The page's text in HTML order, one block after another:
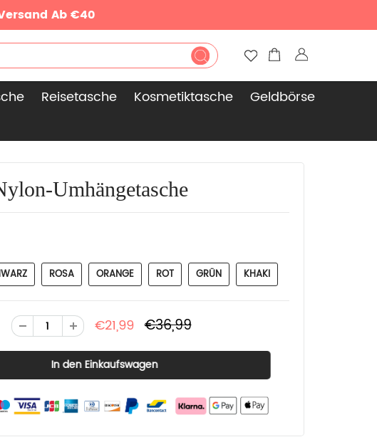
Ab €40
Reisetasche Kosmetiktasche
Geldbörse
Umhängetasche
ROSA ORANGE ROT GRÜN KHAKI
€21,99 €36,99